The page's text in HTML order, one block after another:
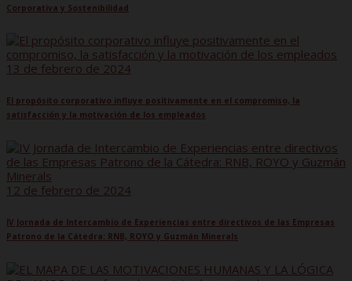
Corporativa y Sostenibilidad
13 de febrero de 2024
El propósito corporativo influye positivamente en el compromiso, la
satisfacción y la motivación de los empleados
12 de febrero de 2024
IV Jornada de Intercambio de Experiencias entre directivos de las Empresas
Patrono de la Cátedra: RNB, ROYO y Guzmán Minerals